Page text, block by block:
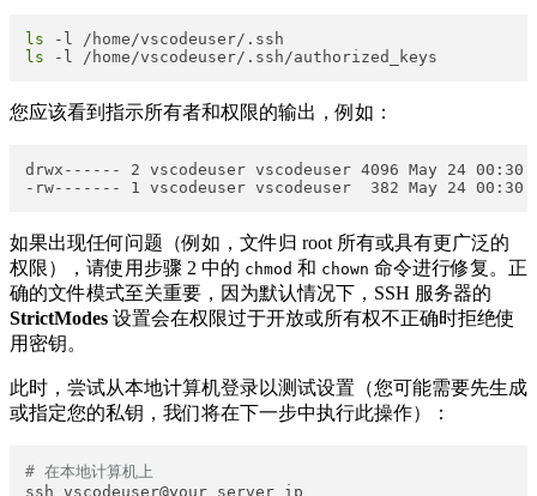
ls
ls
您应该看到指示所有者和权限的输出，例如：
drwx------ 2 vscodeuser vscodeuser 4096 May 24 00:30
如果出现任何问题（例如，文件归 root 所有或具有更广泛的
权限），请使用步骤 2 中的 chmod ​ 和 chown ​ 命令进行修复。正
确的文件模式至关重要，因为默认情况下，SSH 服务器的
StrictModes 设置会在权限过于开放或所有权不正确时拒绝使
用密钥。
此时，尝试从本地计算机登录以测试设置（您可能需要先生成
或指定您的私钥，我们将在下一步中执行此操作）：
# 在本地计算机上